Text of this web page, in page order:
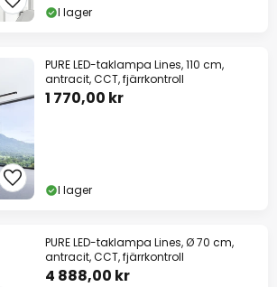
I lager
PURE LED-taklampa Lines, 110 cm,
antracit, CCT, fjärrkontroll
1 770,00 kr
I lager
PURE LED-taklampa Lines, Ø 70 cm,
antracit, CCT, fjärrkontroll
4 888,00 kr